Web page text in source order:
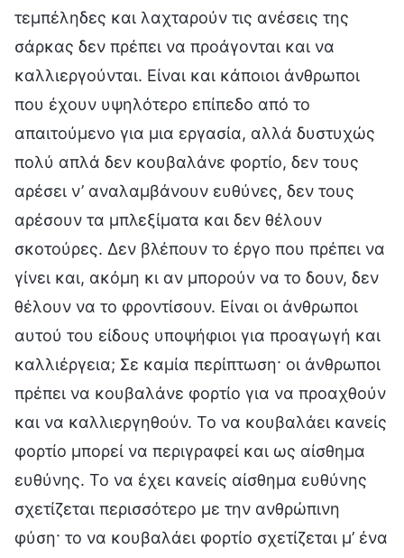
τεμπέληδες και λαχταρούν τις ανέσεις της
σάρκας δεν πρέπει να προάγονται και να
καλλιεργούνται. Είναι και κάποιοι άνθρωποι
που έχουν υψηλότερο επίπεδο από το
απαιτούμενο για μια εργασία, αλλά δυστυχώς
πολύ απλά δεν κουβαλάνε φορτίο, δεν τους
αρέσει ν’ αναλαμβάνουν ευθύνες, δεν τους
αρέσουν τα μπλεξίματα και δεν θέλουν
σκοτούρες. Δεν βλέπουν το έργο που πρέπει να
γίνει και, ακόμη κι αν μπορούν να το δουν, δεν
θέλουν να το φροντίσουν. Είναι οι άνθρωποι
αυτού του είδους υποψήφιοι για προαγωγή και
καλλιέργεια; Σε καμία περίπτωση· οι άνθρωποι
πρέπει να κουβαλάνε φορτίο για να προαχθούν
και να καλλιεργηθούν. Το να κουβαλάει κανείς
φορτίο μπορεί να περιγραφεί και ως αίσθημα
ευθύνης. Το να έχει κανείς αίσθημα ευθύνης
σχετίζεται περισσότερο με την ανθρώπινη
φύση· το να κουβαλάει φορτίο σχετίζεται μ’ ένα